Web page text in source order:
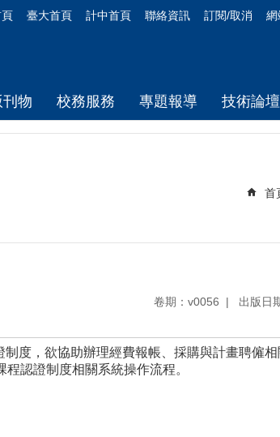
臺大首頁 計中首頁 聯絡資訊 訂閱/取消 網
刊物 校務服務 專題報導 技術論壇
首
卷期：v0056 出版日
度，欲協助辦理經費報帳、採購與計畫聘僱
認證制度相關系統操作流程。